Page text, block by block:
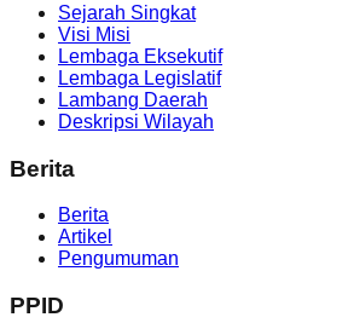
Sejarah Singkat
Visi Misi
Lembaga Eksekutif
Lembaga Legislatif
Lambang Daerah
Deskripsi Wilayah
Berita
Berita
Artikel
Pengumuman
PPID